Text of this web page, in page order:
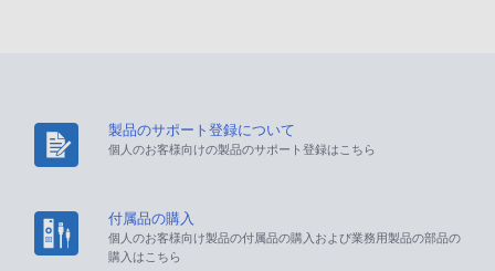
製品のサポート登録について
個人のお客様向けの製品のサポート登録はこちら
付属品の購入
個人のお客様向け製品の付属品の購入および業務用製品の部品の
購入はこちら